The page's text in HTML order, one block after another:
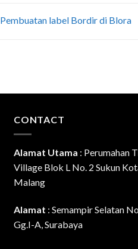
Pembuatan label Bordir di Blora
CONTACT
Alamat Utama : Perumahan
Village Blok L No. 2 Sukun
Malang
Alamat : Semampir Selatan
Gg.I-A, Surabaya